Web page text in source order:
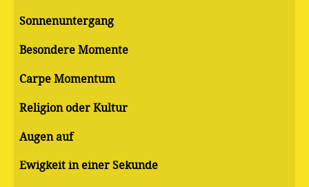
Sonnenuntergang
Besondere Momente
Carpe Momentum
Religion oder Kultur
Augen auf
Ewigkeit in einer Sekunde